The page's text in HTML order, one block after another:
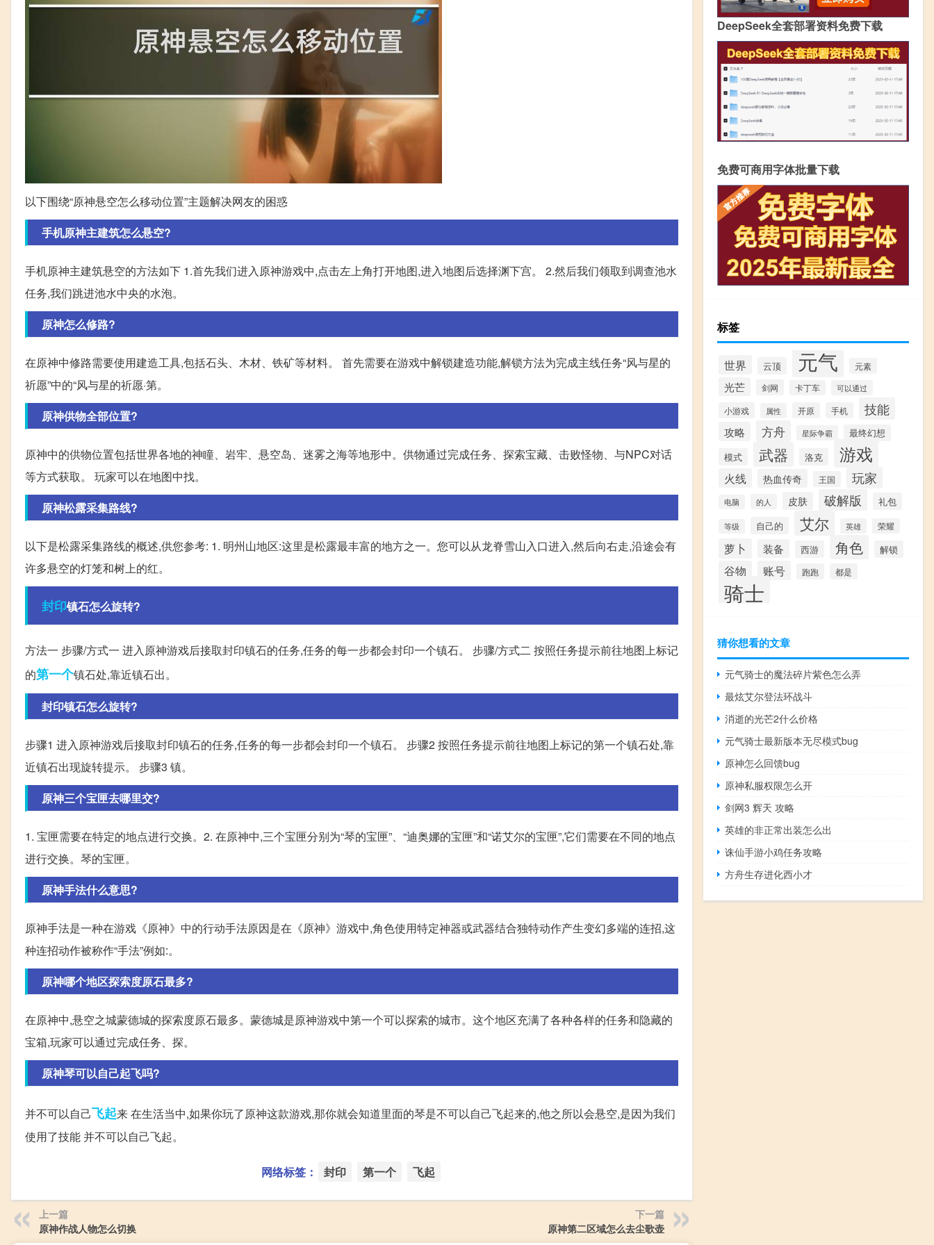
以下围绕“原神悬空怎么移动位置”主题解决网友的困惑
手机原神主建筑怎么悬空?
手机原神主建筑悬空的方法如下 1.首先我们进入原神游戏中,点击左上角打开地图,进入地图后选择渊下宫。 2.然后我们领取到调查池水
任务,我们跳进池水中央的水泡。
原神怎么修路?
在原神中修路需要使用建造工具,包括石头、木材、铁矿等材料。 首先需要在游戏中解锁建造功能,解锁方法为完成主线任务“风与星的
祈愿”中的“风与星的祈愿·第。
原神供物全部位置?
原神中的供物位置包括世界各地的神瞳、岩牢、悬空岛、迷雾之海等地形中。供物通过完成任务、探索宝藏、击败怪物、与NPC对话
等方式获取。 玩家可以在地图中找。
原神松露采集路线?
以下是松露采集路线的概述,供您参考: 1. 明州山地区:这里是松露最丰富的地方之一。您可以从龙脊雪山入口进入,然后向右走,沿途会有
许多悬空的灯笼和树上的红。
封印镇石怎么旋转?
方法一 步骤/方式一 进入原神游戏后接取封印镇石的任务,任务的每一步都会封印一个镇石。 步骤/方式二 按照任务提示前往地图上标记
的第一个镇石处,靠近镇石出。
封印镇石怎么旋转?
步骤1 进入原神游戏后接取封印镇石的任务,任务的每一步都会封印一个镇石。 步骤2 按照任务提示前往地图上标记的第一个镇石处,靠
近镇石出现旋转提示。 步骤3 镇。
原神三个宝匣去哪里交?
1. 宝匣需要在特定的地点进行交换。2. 在原神中,三个宝匣分别为“琴的宝匣”、“迪奥娜的宝匣”和“诺艾尔的宝匣”,它们需要在不同的地点
进行交换。琴的宝匣。
原神手法什么意思?
原神手法是一种在游戏《原神》中的行动手法原因是在《原神》游戏中,角色使用特定神器或武器结合独特动作产生变幻多端的连招,这
种连招动作被称作“手法”例如:。
原神哪个地区探索度原石最多?
在原神中,悬空之城蒙德城的探索度原石最多。蒙德城是原神游戏中第一个可以探索的城市。这个地区充满了各种各样的任务和隐藏的
宝箱,玩家可以通过完成任务、探。
原神琴可以自己起飞吗?
并不可以自己飞起来 在生活当中,如果你玩了原神这款游戏,那你就会知道里面的琴是不可以自己飞起来的,他之所以会悬空,是因为我们
使用了技能 并不可以自己飞起。
网络标签： 封印 第一个 飞起
上一篇
原神作战人物怎么切换
下一篇
原神第二区域怎么去尘歌壶
DeepSeek全套部署资料免费下载
免费可商用字体批量下载
标签
世界 云顶 元气 元素
光芒 剑网 卡丁车 可以通过
小游戏 属性 开原 手机 技能
攻略 方舟 星际争霸 最终幻想
模式 武器 洛克 游戏
火线 热血传奇 王国 玩家
电脑 的人 皮肤 破解版 礼包
等级 自己的 艾尔 英雄 荣耀
萝卜 装备 西游 角色 解锁
谷物 账号 跑跑 都是
骑士
猜你想看的文章
元气骑士的魔法碎片紫色怎么弄
最炫艾尔登法环战斗
消逝的光芒2什么价格
元气骑士最新版本无尽模式bug
原神怎么回馈bug
原神私服权限怎么开
剑网3 辉天 攻略
英雄的非正常出装怎么出
诛仙手游小鸡任务攻略
方舟生存进化西小才